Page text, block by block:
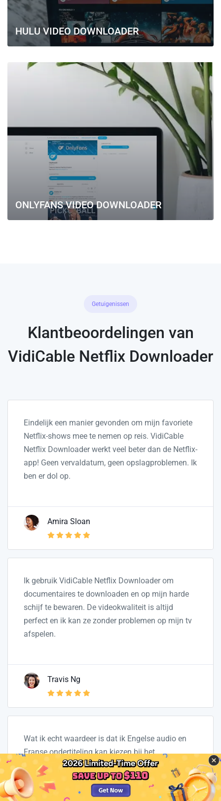
HULU VIDEO DOWNLOADER
ONLYFANS VIDEO DOWNLOADER
Getuigenissen
Klantbeoordelingen van
VidiCable Netflix Downloader
Eindelijk een manier gevonden om mijn favoriete
Netflix-shows mee te nemen op reis. VidiCable
Netflix Downloader werkt veel beter dan de Netflix-
app! Geen vervaldatum, geen opslagproblemen. Ik
ben er dol op.
Amira Sloan
Ik gebruik VidiCable Netflix Downloader om
documentaires te downloaden en op mijn harde
schijf te bewaren. De videokwaliteit is altijd
perfect en ik kan ze zonder problemen op mijn tv
afspelen.
Travis Ng
Wat ik echt waardeer is dat ik Engelse audio en
Franse ondertiteling kan kiezen bij het
downloaden. Ik leer Frans, en dat maakt het veel
makkelijker.